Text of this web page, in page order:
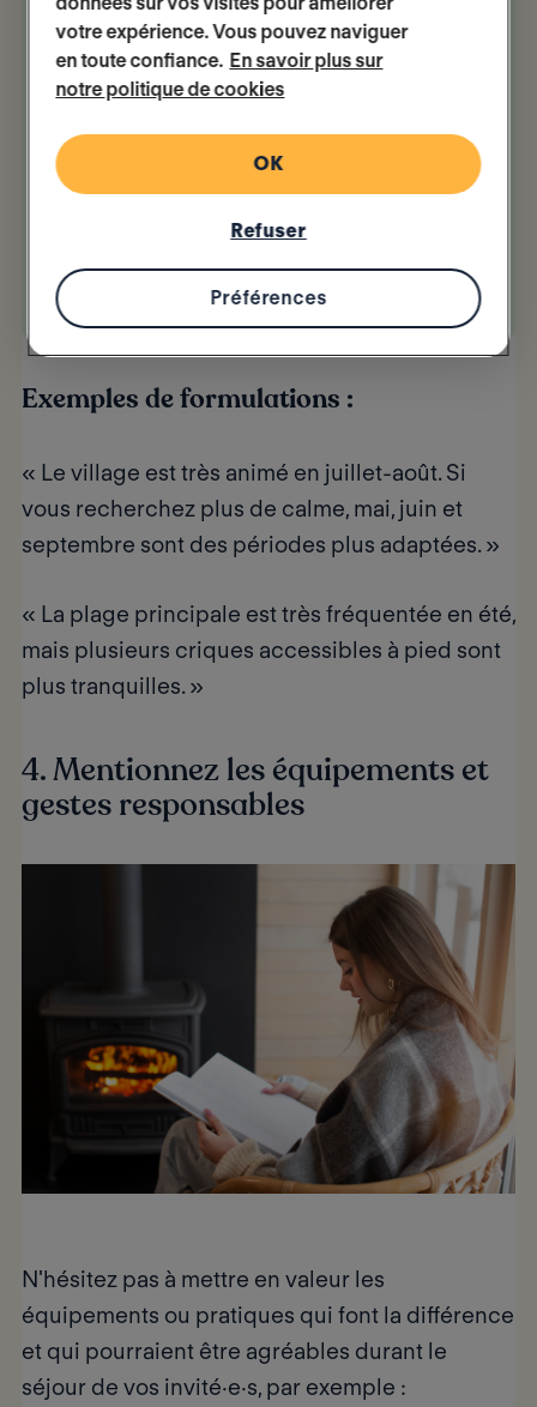
Pourquoi c’est important ?
> Cela aide à mieux répartir les flux
touristiques et à limiter les effets
néfastes de la surfréquentation
touristique.
> Les invité·e·s peuvent choisir une
période plus calme et ainsi éviter les
déceptions liées à la foule ou au bruit.
Exemples de formulations :
« Le village est très animé en juillet-août. Si
vous recherchez plus de calme, mai, juin et
septembre sont des périodes plus adaptées. »
« La plage principale est très fréquentée en été,
mais plusieurs criques accessibles à pied sont
plus tranquilles. »
4. Mentionnez les équipements et
gestes responsables
N'hésitez pas à mettre en valeur les
équipements ou pratiques qui font la différence
et qui pourraient être agréables durant le
séjour de vos invité·e·s, par exemple :
votre expérience. Vous pouvez naviguer
en toute confiance. En savoir plus sur
notre politique de cookies
Préférences
Refuser
OK